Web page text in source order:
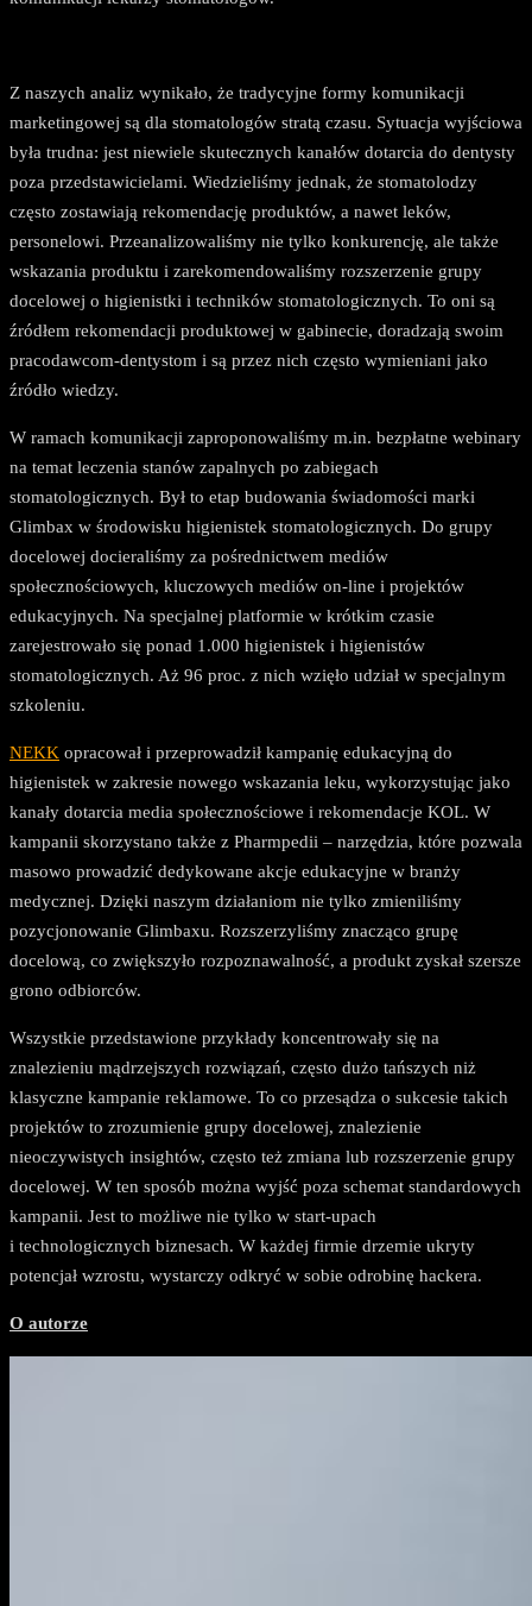
Z naszych analiz wynikało, że tradycyjne formy komunikacji
marketingowej są dla stomatologów stratą czasu. Sytuacja wyjściowa
była trudna: jest niewiele skutecznych kanałów dotarcia do dentysty
poza przedstawicielami. Wiedzieliśmy jednak, że stomatolodzy
często zostawiają rekomendację produktów, a nawet leków,
personelowi. Przeanalizowaliśmy nie tylko konkurencję, ale także
wskazania produktu i zarekomendowaliśmy rozszerzenie grupy
docelowej o higienistki i techników stomatologicznych. To oni są
źródłem rekomendacji produktowej w gabinecie, doradzają swoim
pracodawcom-dentystom i są przez nich często wymieniani jako
źródło wiedzy.
W ramach komunikacji zaproponowaliśmy m.in. bezpłatne webinary
na temat leczenia stanów zapalnych po zabiegach
stomatologicznych. Był to etap budowania świadomości marki
Glimbax w środowisku higienistek stomatologicznych. Do grupy
docelowej docieraliśmy za pośrednictwem mediów
społecznościowych, kluczowych mediów on-line i projektów
edukacyjnych. Na specjalnej platformie w krótkim czasie
zarejestrowało się ponad 1.000 higienistek i higienistów
stomatologicznych. Aż 96 proc. z nich wzięło udział w specjalnym
szkoleniu.
NEKK opracował i przeprowadził kampanię edukacyjną do
higienistek w zakresie nowego wskazania leku, wykorzystując jako
kanały dotarcia media społecznościowe i rekomendacje KOL. W
kampanii skorzystano także z Pharmpedii – narzędzia, które pozwala
masowo prowadzić dedykowane akcje edukacyjne w branży
medycznej. Dzięki naszym działaniom nie tylko zmieniliśmy
pozycjonowanie Glimbaxu. Rozszerzyliśmy znacząco grupę
docelową, co zwiększyło rozpoznawalność, a produkt zyskał szersze
grono odbiorców.
Wszystkie przedstawione przykłady koncentrowały się na
znalezieniu mądrzejszych rozwiązań, często dużo tańszych niż
klasyczne kampanie reklamowe. To co przesądza o sukcesie takich
projektów to zrozumienie grupy docelowej, znalezienie
nieoczywistych insightów, często też zmiana lub rozszerzenie grupy
docelowej. W ten sposób można wyjść poza schemat standardowych
kampanii. Jest to możliwe nie tylko w start-upach
i technologicznych biznesach. W każdej firmie drzemie ukryty
potencjał wzrostu, wystarczy odkryć w sobie odrobinę hackera.
O autorze